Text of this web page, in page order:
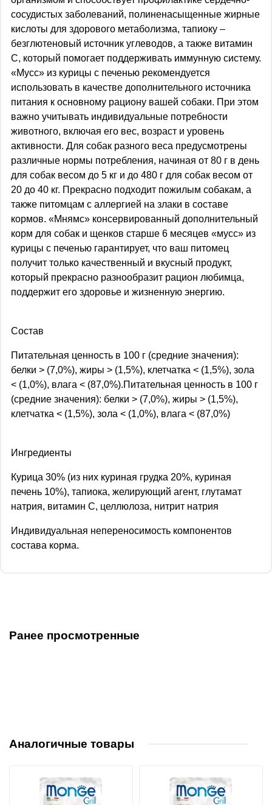
сосудистых заболеваний, полиненасыщенные жирные
кислоты для здорового метаболизма, тапиоку –
безглютеновый источник углеводов, а также витамин
С, который помогает поддерживать иммунную систему.
«Мусс» из курицы с печенью рекомендуется
использовать в качестве дополнительного источника
питания к основному рациону вашей собаки. При этом
важно учитывать индивидуальные потребности
животного, включая его вес, возраст и уровень
активности. Для собак разного веса предусмотрены
различные нормы потребления, начиная от 80 г в день
для собак весом до 5 кг и до 480 г для собак весом от
20 до 40 кг. Прекрасно подходит пожилым собакам, а
также питомцам с аллергией на злаки в составе
кормов. «Мнямс» консервированный дополнительный
корм для собак и щенков старше 6 месяцев «мусс» из
курицы с печенью гарантирует, что ваш питомец
получит только качественный и вкусный продукт,
который прекрасно разнообразит рацион любимца,
поддержит его здоровье и жизненную энергию.
Состав
Питательная ценность в 100 г (средние значения):
белки > (7,0%), жиры > (1,5%), клетчатка < (1,5%), зола
< (1,0%), влага < (87,0%).Питательная ценность в 100 г
(средние значения): белки > (7,0%), жиры > (1,5%),
клетчатка < (1,5%), зола < (1,0%), влага < (87,0%)
Ингредиенты
Курица 30% (из них куриная грудка 20%, куриная
печень 10%), тапиока, желирующий агент, глутамат
натрия, витамин C, целлюлоза, нитрит натрия
Индивидуальная непереносимость компонентов
состава корма.
Ранее просмотренные
Аналогичные товары